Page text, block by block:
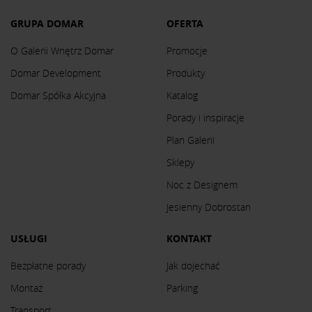
GRUPA DOMAR
O Galerii Wnętrz Domar
Domar Development
Domar Spółka Akcyjna
OFERTA
Promocje
Produkty
Katalog
Porady i inspiracje
Plan Galerii
Sklepy
Noc z Designem
Jesienny Dobrostan
USŁUGI
Bezpłatne porady
Montaż
KONTAKT
Jak dojechać
Parking